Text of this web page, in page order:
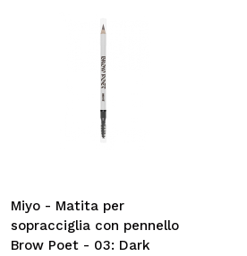
Miyo - Matita per
sopracciglia con pennello
Brow Poet - 03: Dark